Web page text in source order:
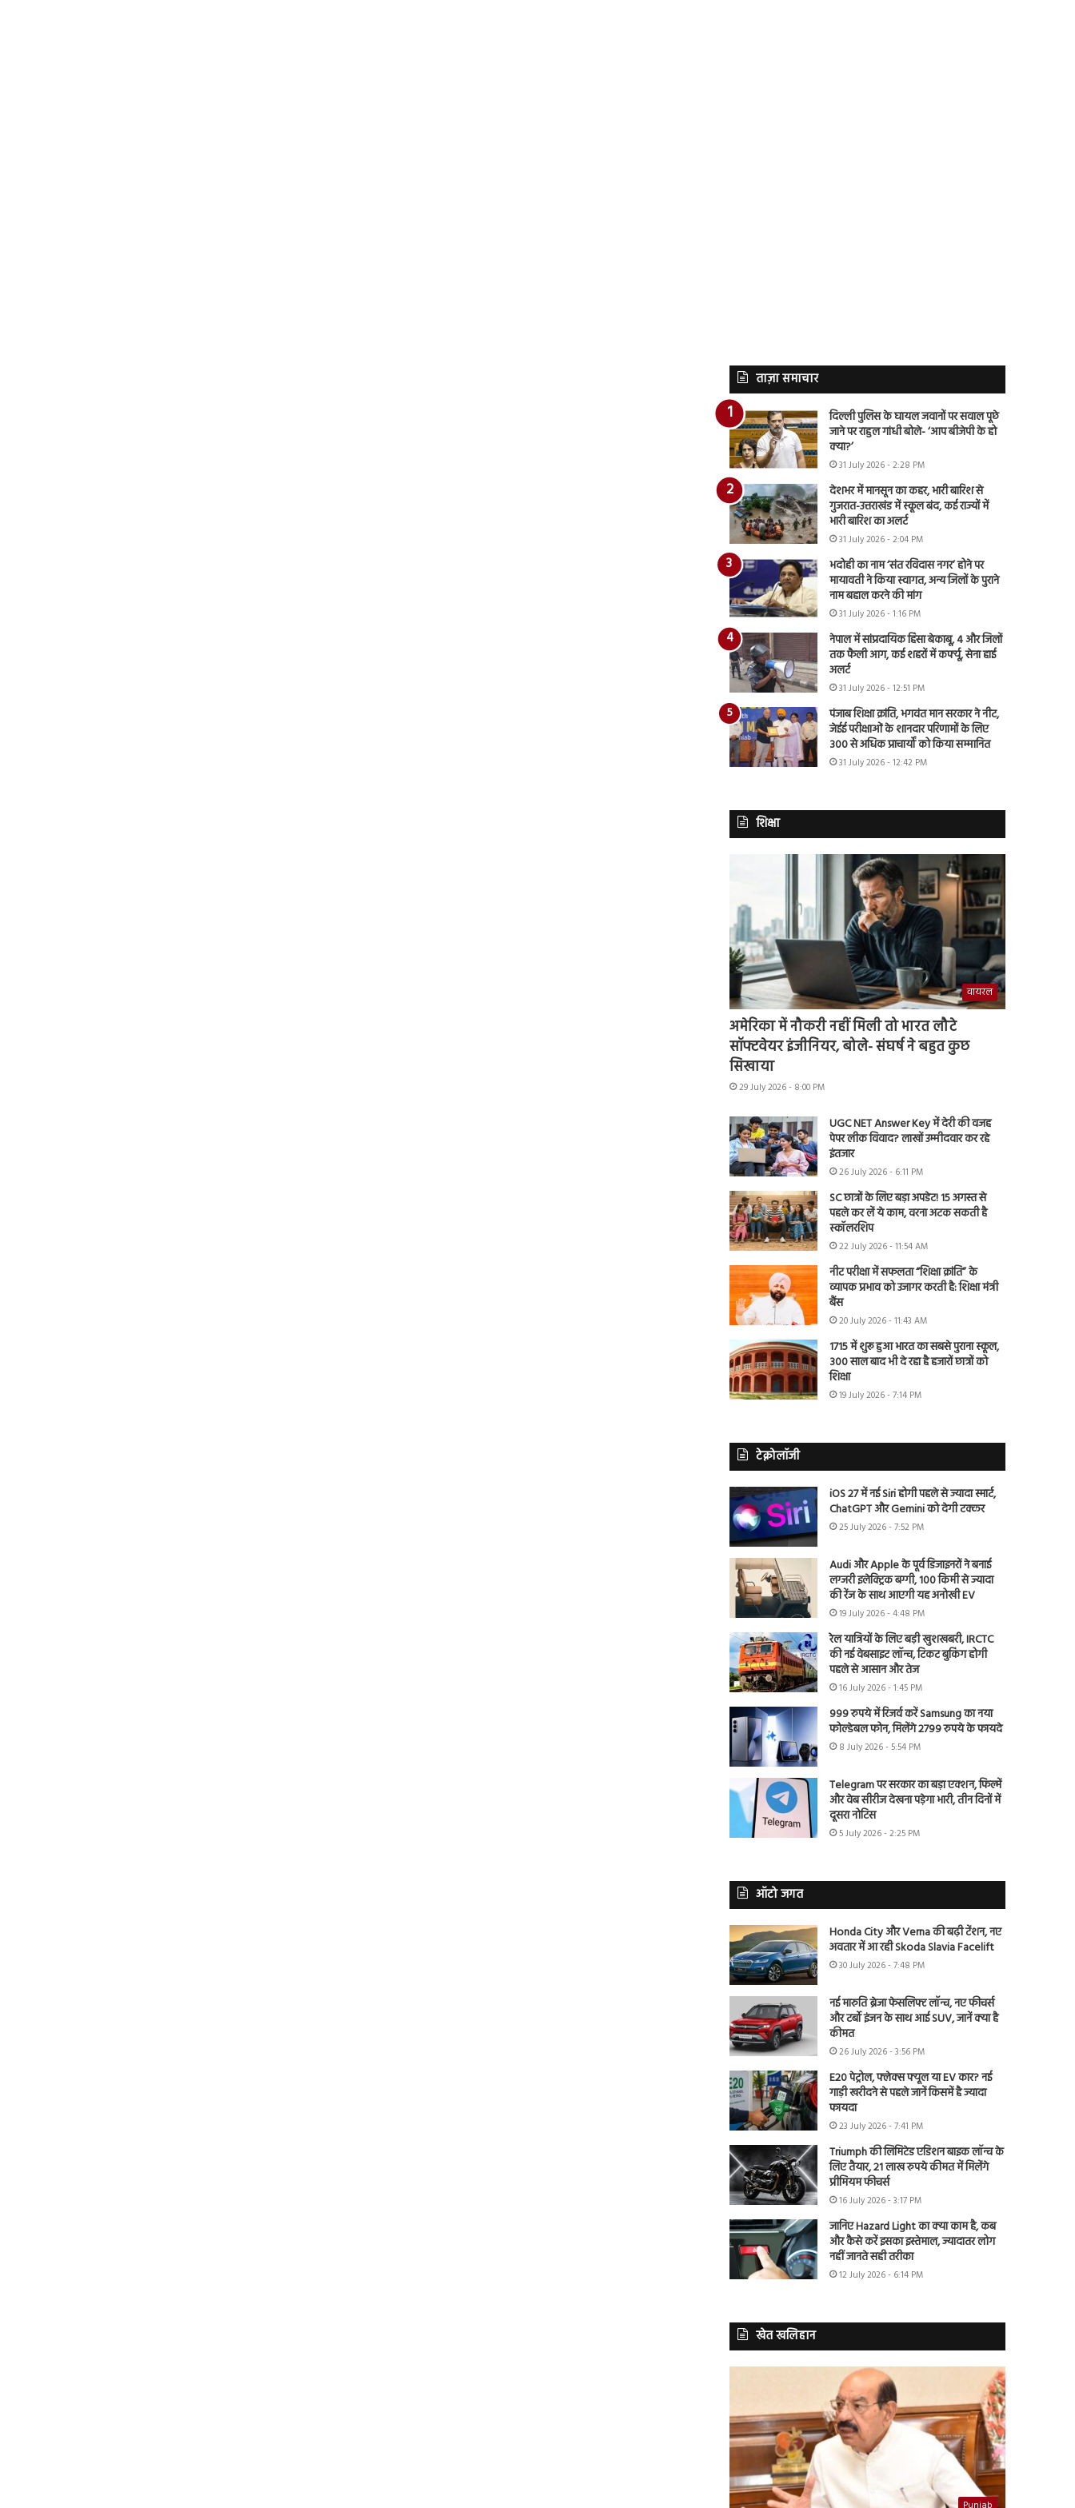
ताज़ा समाचार
दिल्ली पुलिस के घायल जवानों पर सवाल पूछे
जाने पर राहुल गांधी बोले- ‘आप बीजेपी के हो
क्या?’
31 July 2026 - 2:28 PM
देशभर में मानसून का कहर, भारी बारिश से
गुजरात-उत्तराखंड में स्कूल बंद, कई राज्यों में
भारी बारिश का अलर्ट
31 July 2026 - 2:04 PM
भदोही का नाम ‘संत रविदास नगर’ होने पर
मायावती ने किया स्वागत, अन्य जिलों के पुराने
नाम बहाल करने की मांग
31 July 2026 - 1:16 PM
नेपाल में सांप्रदायिक हिंसा बेकाबू, 4 और जिलों
तक फैली आग, कई शहरों में कर्फ्यू, सेना हाई
अलर्ट
31 July 2026 - 12:51 PM
पंजाब शिक्षा क्रांति, भगवंत मान सरकार ने नीट,
जेईई परीक्षाओं के शानदार परिणामों के लिए
300 से अधिक प्राचार्यों को किया सम्मानित
31 July 2026 - 12:42 PM
शिक्षा
वायरल
अमेरिका में नौकरी नहीं मिली तो भारत लौटे
सॉफ्टवेयर इंजीनियर, बोले- संघर्ष ने बहुत कुछ
सिखाया
29 July 2026 - 8:00 PM
UGC NET Answer Key में देरी की वजह
पेपर लीक विवाद? लाखों उम्मीदवार कर रहे
इंतजार
26 July 2026 - 6:11 PM
SC छात्रों के लिए बड़ा अपडेट! 15 अगस्त से
पहले कर लें ये काम, वरना अटक सकती है
स्कॉलरशिप
22 July 2026 - 11:54 AM
नीट परीक्षा में सफलता “शिक्षा क्रांति” के
व्यापक प्रभाव को उजागर करती है: शिक्षा मंत्री
बैंस
20 July 2026 - 11:43 AM
1715 में शुरू हुआ भारत का सबसे पुराना स्कूल,
300 साल बाद भी दे रहा है हजारों छात्रों को
शिक्षा
19 July 2026 - 7:14 PM
टेक्नोलॉजी
iOS 27 में नई Siri होगी पहले से ज्यादा स्मार्ट,
ChatGPT और Gemini को देगी टक्कर
25 July 2026 - 7:52 PM
Audi और Apple के पूर्व डिजाइनरों ने बनाई
लग्जरी इलेक्ट्रिक बग्गी, 100 किमी से ज्यादा
की रेंज के साथ आएगी यह अनोखी EV
19 July 2026 - 4:48 PM
रेल यात्रियों के लिए बड़ी खुशखबरी, IRCTC
की नई वेबसाइट लॉन्च, टिकट बुकिंग होगी
पहले से आसान और तेज
16 July 2026 - 1:45 PM
999 रुपये में रिजर्व करें Samsung का नया
फोल्डेबल फोन, मिलेंगे 2799 रुपये के फायदे
8 July 2026 - 5:54 PM
Telegram पर सरकार का बड़ा एक्शन, फिल्में
और वेब सीरीज देखना पड़ेगा भारी, तीन दिनों में
दूसरा नोटिस
5 July 2026 - 2:25 PM
ऑटो जगत
Honda City और Verna की बढ़ी टेंशन, नए
अवतार में आ रही Skoda Slavia Facelift
30 July 2026 - 7:48 PM
नई मारुति ब्रेजा फेसलिफ्ट लॉन्च, नए फीचर्स
और टर्बो इंजन के साथ आई SUV, जानें क्या है
कीमत
26 July 2026 - 3:56 PM
E20 पेट्रोल, फ्लेक्स फ्यूल या EV कार? नई
गाड़ी खरीदने से पहले जानें किसमें है ज्यादा
फायदा
23 July 2026 - 7:41 PM
Triumph की लिमिटेड एडिशन बाइक लॉन्च के
लिए तैयार, 21 लाख रुपये कीमत में मिलेंगे
प्रीमियम फीचर्स
16 July 2026 - 3:17 PM
जानिए Hazard Light का क्या काम है, कब
और कैसे करें इसका इस्तेमाल, ज्यादातर लोग
नहीं जानते सही तरीका
12 July 2026 - 6:14 PM
खेत खलिहान